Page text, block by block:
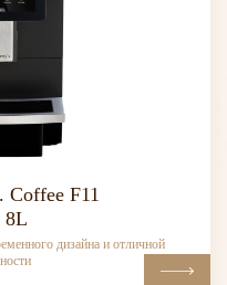
F11
8L
дизайна и отличной